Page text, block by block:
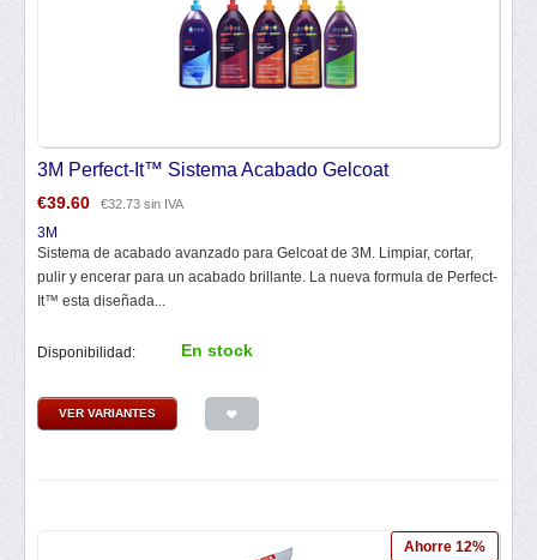
3M Perfect-It™ Sistema Acabado Gelcoat
€39.60 €32.73 sin IVA
3M
Sistema de acabado avanzado para Gelcoat de 3M. Limpiar, cortar,
pulir y encerar para un acabado brillante. La nueva formula de Perfect-
It™ esta diseñada...
Disponibilidad: En stock
VER VARIANTES
Ahorre 12%